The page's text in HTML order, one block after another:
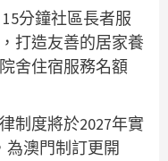
分鐘社區長者服
打造友善的居家養
舍住宿服務名額
制度將於2027年實
為澳門制訂更開